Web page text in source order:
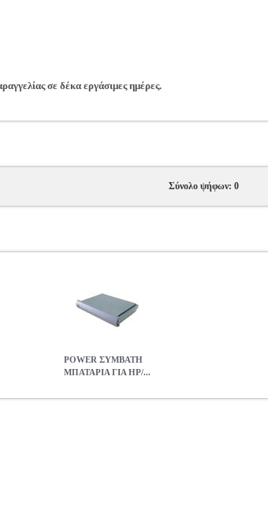
σε δέκα εργάσιμες ημέρες.
Σύνολο ψήφων: 0
POWER ΣΥΜΒΑΤΗ
ΜΠΑΤΑΡΙΑ ΓΙΑ HP/...